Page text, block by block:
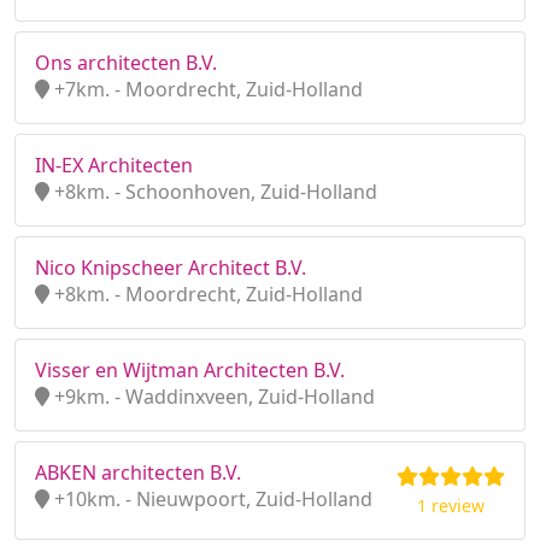
Ons architecten B.V.
+7km. - Moordrecht, Zuid-Holland
IN-EX Architecten
+8km. - Schoonhoven, Zuid-Holland
Nico Knipscheer Architect B.V.
+8km. - Moordrecht, Zuid-Holland
Visser en Wijtman Architecten B.V.
+9km. - Waddinxveen, Zuid-Holland
ABKEN architecten B.V.
+10km. - Nieuwpoort, Zuid-Holland
1 review